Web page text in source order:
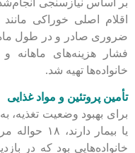
اقلام اصلی خوراکی
ضروری صادر و در طول
فشار هزینه‌های ماهانه
خانواده‌ها تهیه شد.
تأمین پروتئین و مواد غذایی
برای بهبود وضعیت تغذیه،
یا بیمار
خانواده‌هایی بود که در